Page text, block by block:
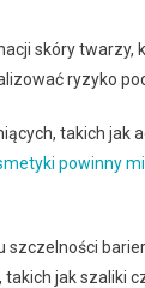
skóry
ryzyko
takich
powinny
jak szaliki